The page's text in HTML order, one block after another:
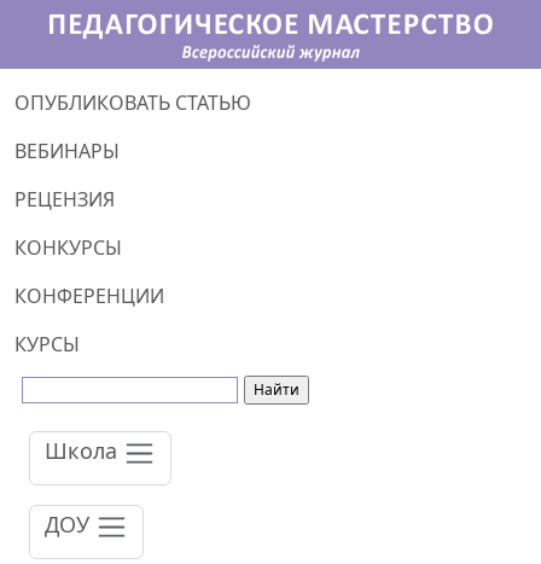
ОПУБЛИКОВАТЬ СТАТЬЮ
ВЕБИНАРЫ
РЕЦЕНЗИЯ
КОНКУРСЫ
КОНФЕРЕНЦИИ
КУРСЫ
Школа
ДОУ